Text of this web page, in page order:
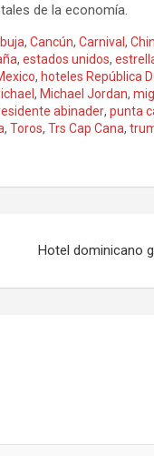
de la economía.
, Cancún, Carnival ,
, estados unidos,
, hoteles República
, Michael Jordan,
abinader, punta
, Toros, Trs Cap Cana,
Hotel dominicano